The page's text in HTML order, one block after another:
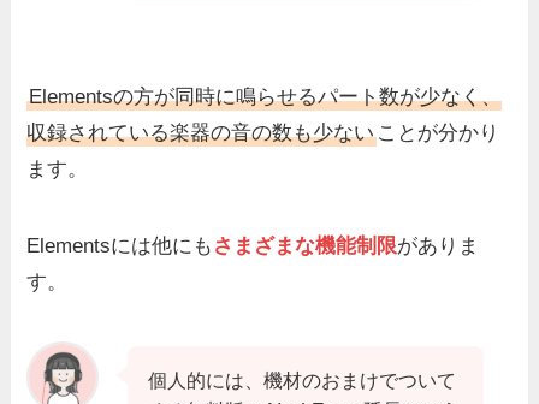
Elementsの方が同時に鳴らせるパート数が少なく、
収録されている楽器の音の数も少ないことが分かり
ます。
Elementsには他にも さまざまな機能制限がありま
す。
個人的には、機材のおまけでついて